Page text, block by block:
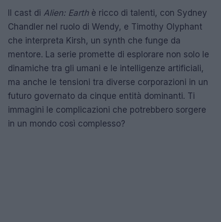
Il cast di Alien: Earth è ricco di talenti, con Sydney
Chandler nel ruolo di Wendy, e Timothy Olyphant
che interpreta Kirsh, un synth che funge da
mentore. La serie promette di esplorare non solo le
dinamiche tra gli umani e le intelligenze artificiali,
ma anche le tensioni tra diverse corporazioni in un
futuro governato da cinque entità dominanti. Ti
immagini le complicazioni che potrebbero sorgere
in un mondo così complesso?